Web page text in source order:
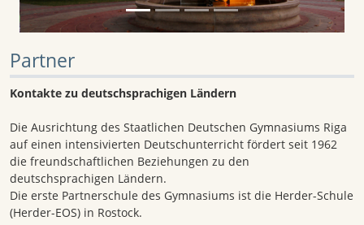
Partner
Kontakte zu deutschsprachigen Ländern
Die Ausrichtung des Staatlichen Deutschen Gymnasiums Riga
auf einen intensivierten Deutschunterricht fördert seit 1962
die freundschaftlichen Beziehungen zu den
deutschsprachigen Ländern.
Die erste Partnerschule des Gymnasiums ist die Herder-Schule
(Herder-EOS) in Rostock.